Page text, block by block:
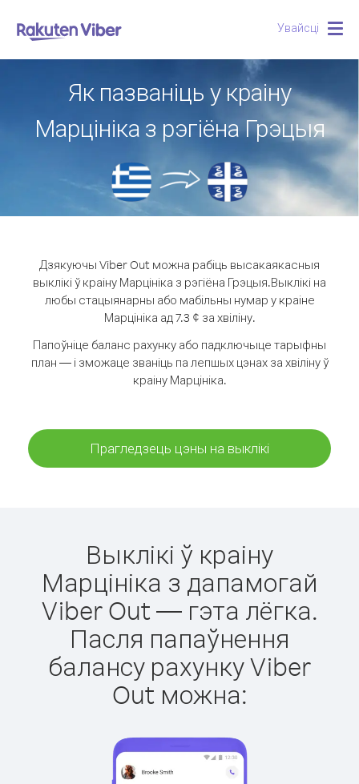
Увайсці
Як пазваніць у краіну
Марцініка з рэгіёна Грэцыя
Дзякуючы Viber Out можна рабіць высакаякасныя
выклікі ў краіну Марцініка з рэгіёна Грэцыя.Выклікі на
любы стацыянарны або мабільны нумар у краіне
Марцініка ад 7.3 ¢ за хвіліну.
Папоўніце баланс рахунку або падключыце тарыфны
план — і зможаце званіць па лепшых цэнах за хвіліну ў
краіну Марцініка.
Прагледзець цэны на выклікі
Выклікі ў краіну
Марцініка з дапамогай
Viber Out — гэта лёгка.
Пасля папаўнення
балансу рахунку Viber
Out можна: